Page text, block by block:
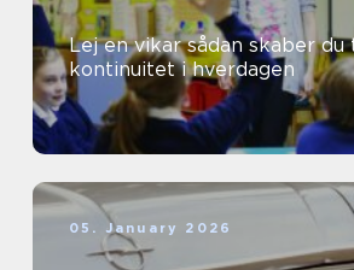
Lej en vikar sådan skaber du tryghed og
kontinuitet i hverdagen
05. January 2026